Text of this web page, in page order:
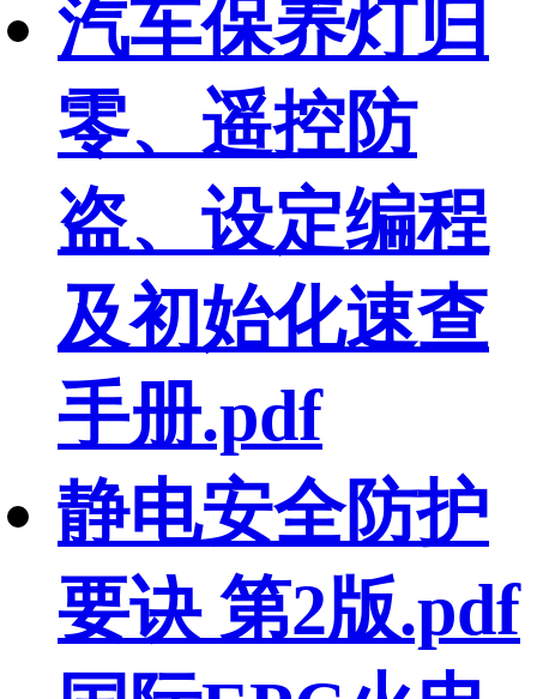
汽车保养灯归
零、遥控防
盗、设定编程
及初始化速查
手册.pdf
静电安全防护
要诀 第2版.pdf